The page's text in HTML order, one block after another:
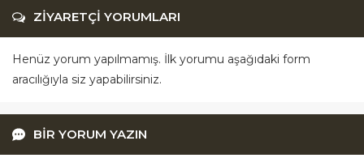
ZİYARETÇİ YORUMLARI
Henüz yorum yapılmamış. İlk yorumu aşağıdaki form
aracılığıyla siz yapabilirsiniz.
BİR YORUM YAZIN